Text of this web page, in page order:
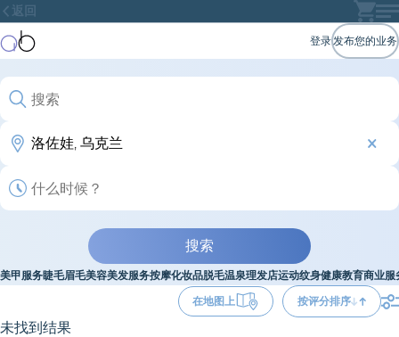
返回
登录发布您的业务
搜索
美甲服务睫毛眉毛美容美发服务按摩化妆品脱毛温泉理发店运动纹身健康教育商业服
在地图上
按评分排序
未找到结果